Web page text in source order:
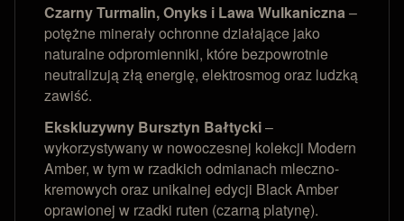
Czarny Turmalin, Onyks i Lawa Wulkaniczna–
potężne minerały ochronne działające jako
naturalne odpromienniki, które bezpowrotnie
neutralizują złą energię, elektrosmog oraz ludzką
zawiść.
Ekskluzywny Bursztyn Bałtycki–
wykorzystywany w nowoczesnej kolekcji Modern
Amber, w tym w rzadkich odmianach mleczno-
kremowych oraz unikalnej edycji Black Amber
oprawionej w rzadki ruten (czarną platynę).